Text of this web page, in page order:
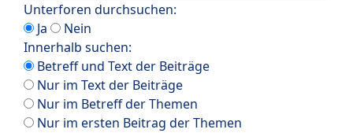
Unterforen durchsuchen:
Ja
Nein
Innerhalb suchen:
Betreff und Text der Beiträge
Nur im Text der Beiträge
Nur im Betreff der Themen
Nur im ersten Beitrag der Themen